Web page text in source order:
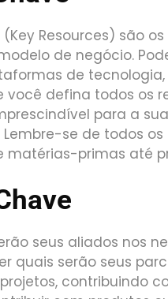
(Key Resources) são
de negócio.
de tecnologia,
você defina todos os
para a
Lembre-se de todos
matérias-primas até
seus aliados nos
quais serão seus
contribuindo